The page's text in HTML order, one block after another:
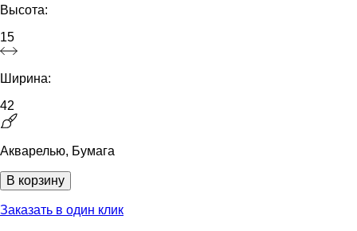
Высота:
15
Ширина:
42
Акварелью, Бумага
В корзину
Заказать в один клик